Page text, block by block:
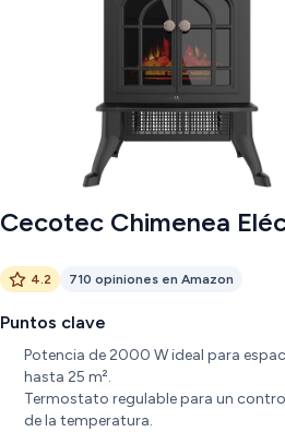
Cecotec Chimenea
4.2 710 opiniones en Amazon
Puntos clave
Potencia de 2000 W ideal para
hasta 25 m².
Termostato regulable para un
de la temperatura.